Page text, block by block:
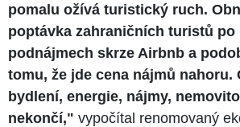
pomalu ožívá turistický ruch.
poptávka zahraničních turistů
podnájmech skrze Airbnb a
tomu, že jde cena nájmů nahoru.
bydlení, energie, nájmy,
nekončí," vypočítal renomovaný